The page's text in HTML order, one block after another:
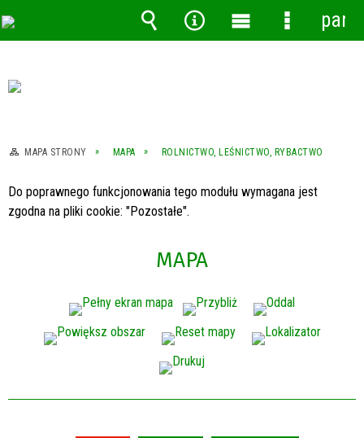
MAPA STRONY MAPA ROLNICTWO, LEŚNICTWO, RYBACTWO
Do poprawnego funkcjonowania tego modułu wymagana jest
zgodna na pliki cookie: "Pozostałe".
MAPA
Wyszukiwarka
Narzędzia
MenuMenu